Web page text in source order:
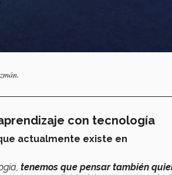
con tecnología
actualmente existe en
tenemos que pensar también